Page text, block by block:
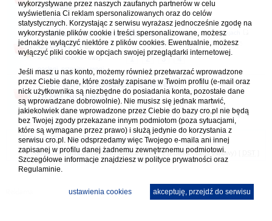
trasy, noclegi,
Jaka Autostrada Przez
Czechy??
2 3
w
Samochodem - trasy,
noclegi, przepisy, uwagi
napisał(a)lukjach
18.06.2022 06:55
Do Kościeliska/Zakopanego
przez Słowację
wPolska
napisał(a)te kiero
16.05.2024 13:27
Forum Chorwacja Online - Cro.pl
Usuń ciasteczka• Strefa czasowa: UTC + 1 (Polska - czas zimowy) [
wykorzystywane przez naszych zaufanych partnerów w celu
wyświetlenia Ci reklam spersonalizowanych oraz do celów
statystycznych. Korzystając z serwisu wyrażasz jednocześnie zgodę na
wykorzystanie plików cookie i treści spersonalizowane, możesz
jednakże wyłączyć niektóre z plików cookies. Ewentualnie, możesz
wyłączyć pliki cookie w opcjach swojej przeglądarki internetowej.
Jeśli masz u nas konto, możemy również przetwarzać wprowadzone
przez Ciebie dane, które zostały zapisane w Twoim profilu (e-mail oraz
nick użytkownika są niezbędne do posiadania konta, pozostałe dane
są wprowadzane dobrowolnie). Nie musisz się jednak martwić,
jakiekolwiek dane wprowadzone przez Ciebie do bazy cro.pl nie będą
bez Twojej zgody przekazane innym podmiotom (poza sytuacjami,
które są wymagane przez prawo) i służą jedynie do korzystania z
serwisu cro.pl. Nie odsprzedamy więc Twojego e-maila ani innej
zapisanej w profilu danej żadnemu zewnętrznemu podmiotowi.
Szczegółowe informacje znajdziesz w polityce prywatności oraz
Regulaminie.
akceptuję, przejdź do serwisu
ustawienia cookies